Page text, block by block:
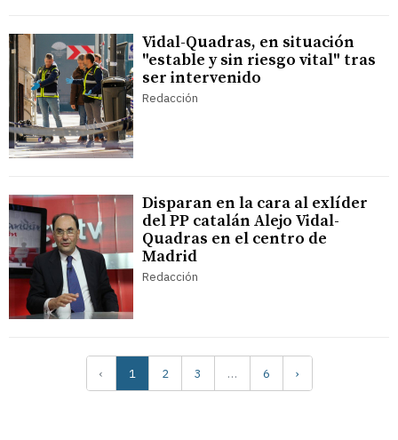
Vidal-Quadras, en situación
"estable y sin riesgo vital" tras
ser intervenido
Redacción
Disparan en la cara al exlíder
del PP catalán Alejo Vidal-
Quadras en el centro de
Madrid
Redacción
‹ 1 2 3 … 6 ›